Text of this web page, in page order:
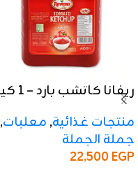
ريفانا كاتشب بارد – 1 كيلو
منتجات غذائية, معلبات,
جملة الجملة
22,500EGP